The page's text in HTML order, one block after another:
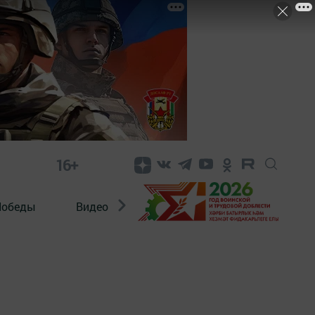
16+
Видео Конкурсы ЭтноДети